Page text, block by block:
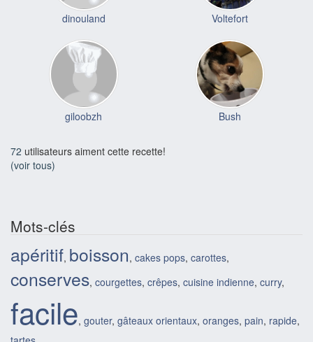
dinouland Voltefort
giloobzh Bush
72 utilisateurs aiment cette recette!
(voir tous)
Mots-clés
apéritif, boisson, cakes pops, carottes,
conserves, courgettes, crêpes, cuisine indienne, curry,
facile, gouter, gâteaux orientaux, oranges, pain, rapide,